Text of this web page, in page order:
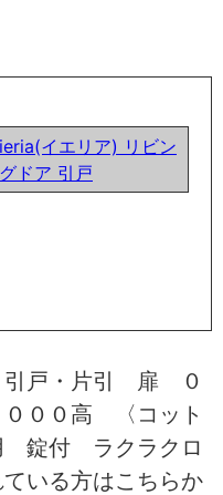
ieria(イエリア) リビン
グドア 引戸
引戸・片引 扉 ０
００高 〈コット
錠付 ラクラクロ
いる方はこちらか